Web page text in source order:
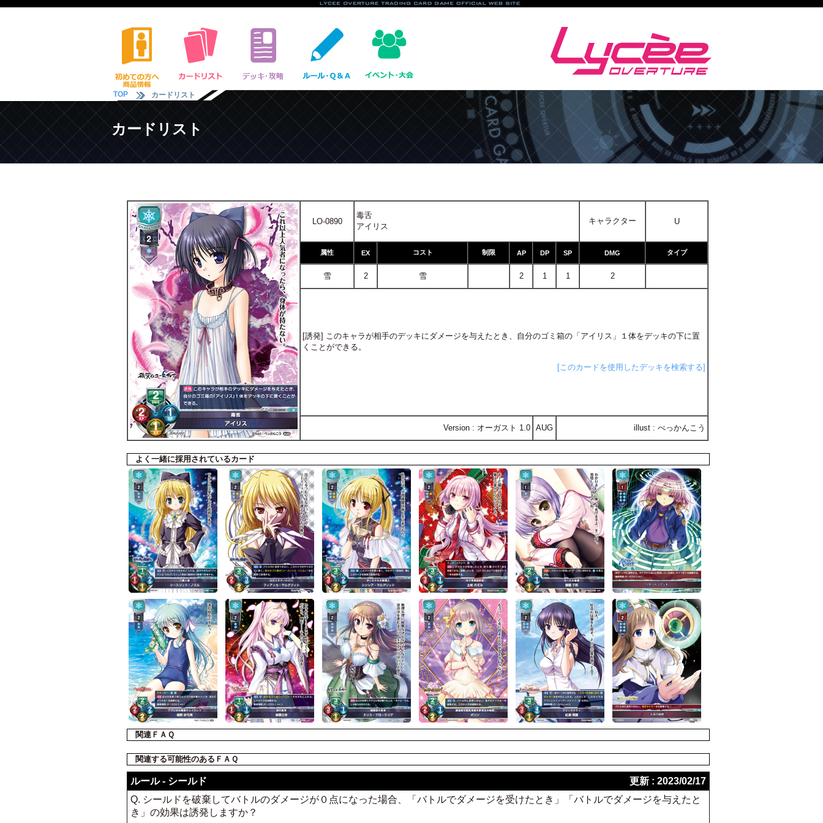
TOP カードリスト
カードリスト
LO-0890
毒舌
アイリス
キャラクター U
属性 EX コスト 制限 AP DP SP DMG タイプ
雪 2 雪 2 1 1 2
[誘発] このキャラが相手のデッキにダメージを与えたとき、自分のゴミ箱の「アイリス」１体をデッキの下に置
くことができる。
[このカードを使用したデッキを検索する]
Version : オーガスト 1.0 AUG illust : べっかんこう
よく一緒に採用されているカード
関連ＦＡＱ
関連する可能性のあるＦＡＱ
ルール - シールド
更新 : 2023/02/17
Q. シールドを破棄してバトルのダメージが０点になった場合、「バトルでダメージを受けたとき」「バトルでダメージを与えたと
き」の効果は誘発しますか？